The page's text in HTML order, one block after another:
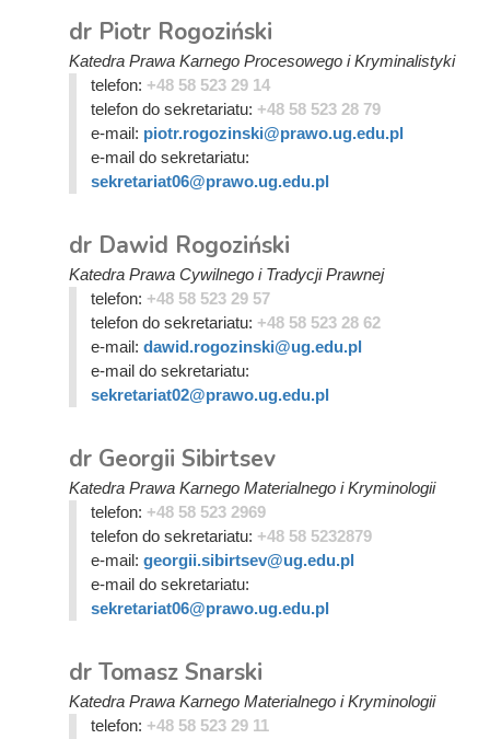
dr Piotr Rogoziński
Katedra Prawa Karnego Procesowego i Kryminalistyki
telefon: +48 58 523 29 14
telefon do sekretariatu: +48 58 523 28 79
e-mail: piotr.rogozinski@prawo.ug.edu.pl
e-mail do sekretariatu:
sekretariat06@prawo.ug.edu.pl
dr Dawid Rogoziński
Katedra Prawa Cywilnego i Tradycji Prawnej
telefon: +48 58 523 29 57
telefon do sekretariatu: +48 58 523 28 62
e-mail: dawid.rogozinski@ug.edu.pl
e-mail do sekretariatu:
sekretariat02@prawo.ug.edu.pl
dr Georgii Sibirtsev
Katedra Prawa Karnego Materialnego i Kryminologii
telefon: +48 58 523 2969
telefon do sekretariatu: +48 58 5232879
e-mail: georgii.sibirtsev@ug.edu.pl
e-mail do sekretariatu:
sekretariat06@prawo.ug.edu.pl
dr Tomasz Snarski
Katedra Prawa Karnego Materialnego i Kryminologii
telefon: +48 58 523 29 11